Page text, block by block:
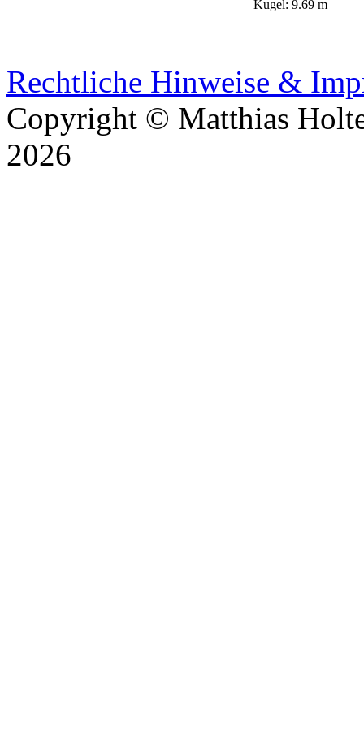
Kugel: 9.69 m
Rechtliche Hinweise &
Copyright © Matthias
2026